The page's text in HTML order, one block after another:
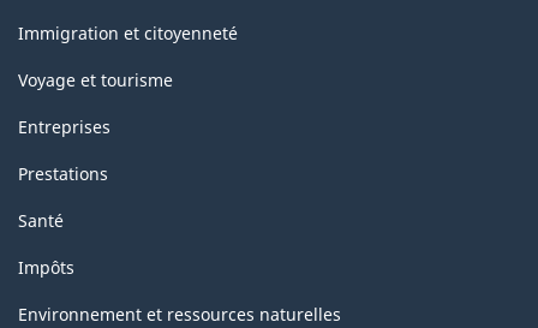
sujets
Immigration et citoyenneté
Voyage et tourisme
Entreprises
Prestations
Santé
Impôts
Environnement et ressources naturelles